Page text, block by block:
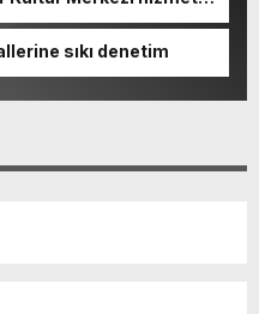
sıkı denetim